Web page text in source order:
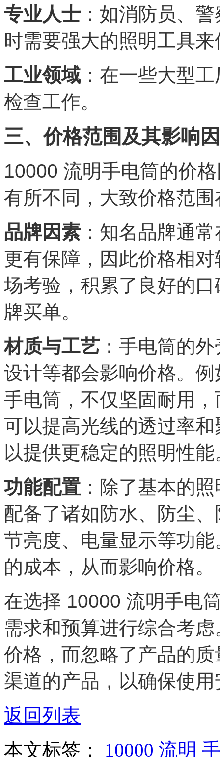
专业人士 ：如消防员、
时需要强大的照明工具
工业领域 ：在一些大型
检查工作。
三、价格范围及其影响
10000 流明手电筒的价
有所不同，大致价格范
品牌因素 ：知名品牌通
更有保障，因此价格相
场考验，积累了良好的
牌买单。
材质与工艺 ：手电筒的
设计等都会影响价格。
手电筒，不仅坚固耐用
可以提高光线的透过率
以提供更稳定的照明性能
功能配置 ：除了基本的
配备了诸如防水、防尘
节亮度、电量显示等功
的成本，从而影响价格。
在选择 10000 流明手电
需求和预算进行综合考
价格，而忽略了产品的
渠道的产品，以确保使
返回列表
本文标签： 10000 流明